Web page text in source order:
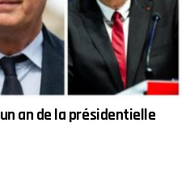
an de la présidentielle